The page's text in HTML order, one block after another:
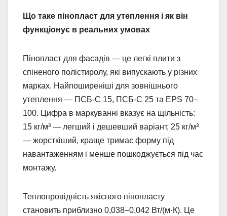
Що таке пінопласт для утеплення і як він
функціонує в реальних умовах
Пінопласт для фасадів — це легкі плити з
спіненого полістиролу, які випускають у різних
марках. Найпоширеніші для зовнішнього
утеплення — ПСБ-С 15, ПСБ-С 25 та EPS 70–
100. Цифра в маркуванні вказує на щільність:
15 кг/м³ — легший і дешевший варіант, 25 кг/м³
— жорсткіший, краще тримає форму під
навантаженням і менше пошкоджується під час
монтажу.
Теплопровідність якісного пінопласту
становить приблизно 0,038–0,042 Вт/(м·К). Це